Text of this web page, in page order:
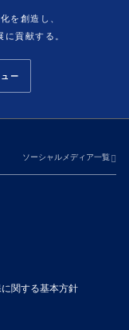
を創造し、
貢献する。
ー
ソーシャルメディア一覧
関する基本方針